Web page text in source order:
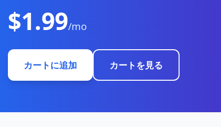
$1.99/mo
カートに追加 カートを見る